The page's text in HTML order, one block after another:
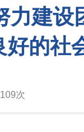
建设
的社
109次